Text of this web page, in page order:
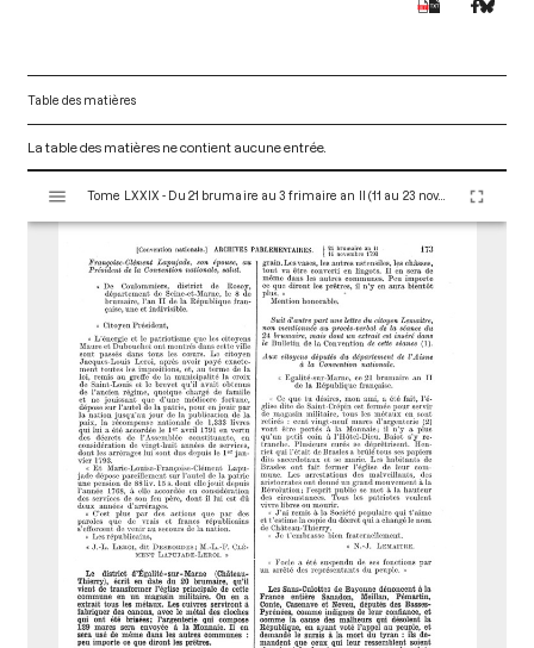
Table des matières
La table des matières ne contient aucune entrée.
s
Tome LXXIX - Du 21 brumaire au 3 frimaire an II (11 au 23 novembre 1793)